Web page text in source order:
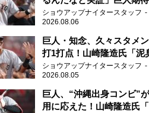
2年目が技あり安打
ショウアップナイタースタッフ
2026.08.06
巨人・知念、久々スタメ
打1打点！山崎隆造氏「泥
感じる」、「ジャイアンツ
ないタイプ」
ショウアップナイタースタッフ
2026.08.05
巨人、“沖縄出身コンビ”
用に応えた！山崎隆造氏